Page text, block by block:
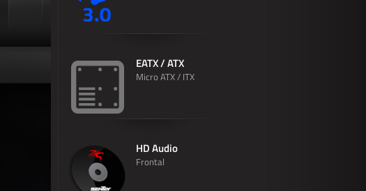
EATX / ATX
Micro ATX / ITX
HD Audio
Frontal